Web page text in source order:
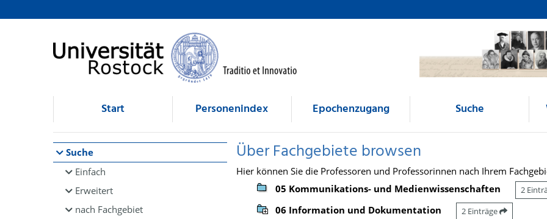
Browsen
direkt zum Inhalt
Start Personenindex Epochenzugang Suche
Suche
Einfach
Erweitert
nach Fachgebiet
Über Fachgebiete browsen
Hier können Sie die Professoren und Professorinnen nach Ihrem
05 Kommunikations- und Medienwissenschaften
2
06 Information und Dokumentation 2 Einträge